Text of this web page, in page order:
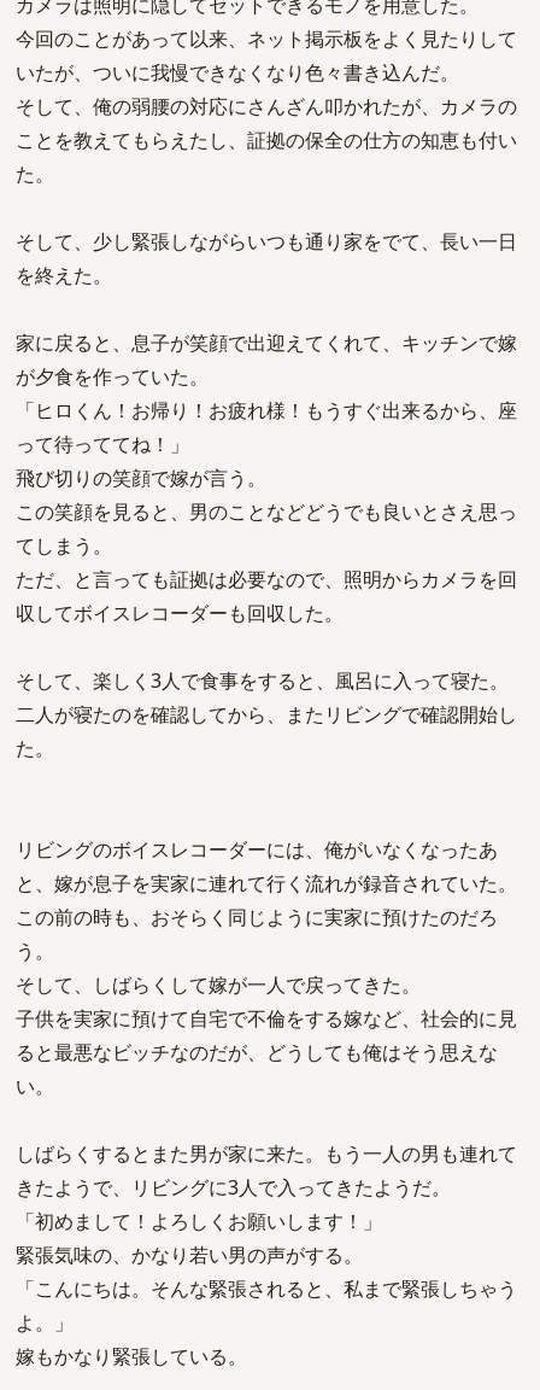
今回のことがあって以来、ネット掲示板をよく見たりして
いたが、ついに我慢できなくなり色々書き込んだ。
そして、俺の弱腰の対応にさんざん叩かれたが、カメラの
ことを教えてもらえたし、証拠の保全の仕方の知恵も付い
た。
そして、少し緊張しながらいつも通り家をでて、長い一日
を終えた。
家に戻ると、息子が笑顔で出迎えてくれて、キッチンで嫁
が夕食を作っていた。
「ヒロくん！お帰り！お疲れ様！もうすぐ出来るから、座
って待っててね！」
飛び切りの笑顔で嫁が言う。
この笑顔を見ると、男のことなどどうでも良いとさえ思っ
てしまう。
ただ、と言っても証拠は必要なので、照明からカメラを回
収してボイスレコーダーも回収した。
そして、楽しく3人で食事をすると、風呂に入って寝た。
二人が寝たのを確認してから、またリビングで確認開始し
た。
リビングのボイスレコーダーには、俺がいなくなったあ
と、嫁が息子を実家に連れて行く流れが録音されていた。
この前の時も、おそらく同じように実家に預けたのだろ
う。
そして、しばらくして嫁が一人で戻ってきた。
子供を実家に預けて自宅で不倫をする嫁など、社会的に見
ると最悪なビッチなのだが、どうしても俺はそう思えな
い。
しばらくするとまた男が家に来た。もう一人の男も連れて
きたようで、リビングに3人で入ってきたようだ。
「初めまして！よろしくお願いします！」
緊張気味の、かなり若い男の声がする。
「こんにちは。そんな緊張されると、私まで緊張しちゃう
よ。」
嫁もかなり緊張している。